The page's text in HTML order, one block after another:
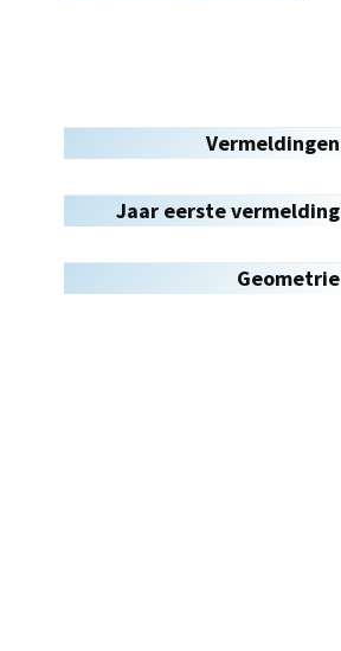
Vermeldingen
Jaar eerste vermelding
Geometrie